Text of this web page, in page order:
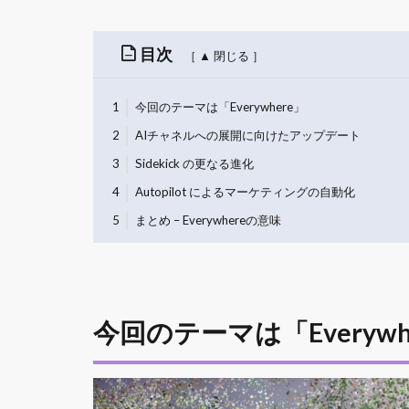
目次
1
今回のテーマは「Everywhere」
2
AIチャネルへの展開に向けたアップデート
3
Sidekick の更なる進化
4
Autopilot によるマーケティングの自動化
5
まとめ – Everywhereの意味
今回のテーマは「